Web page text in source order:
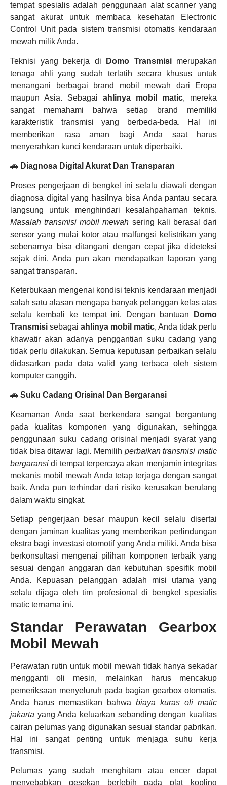
tempat spesialis adalah penggunaan alat scanner yang
sangat akurat untuk membaca kesehatan Electronic
Control Unit pada sistem transmisi otomatis kendaraan
mewah milik Anda.
Teknisi yang bekerja di Domo Transmisimerupakan
tenaga ahli yang sudah terlatih secara khusus untuk
menangani berbagai brand mobil mewah dari Eropa
maupun Asia. Sebagai ahlinya mobil matic, mereka
sangat memahami bahwa setiap brand memiliki
karakteristik transmisi yang berbeda-beda. Hal ini
memberikan rasa aman bagi Anda saat harus
menyerahkan kunci kendaraan untuk diperbaiki.
🚗 Diagnosa Digital Akurat Dan Transparan
Proses pengerjaan di bengkel ini selalu diawali dengan
diagnosa digital yang hasilnya bisa Anda pantau secara
langsung untuk menghindari kesalahpahaman teknis.
Masalah transmisi mobil mewah sering kali berasal dari
sensor yang mulai kotor atau malfungsi kelistrikan yang
sebenarnya bisa ditangani dengan cepat jika dideteksi
sejak dini. Anda pun akan mendapatkan laporan yang
sangat transparan.
Keterbukaan mengenai kondisi teknis kendaraan menjadi
salah satu alasan mengapa banyak pelanggan kelas atas
selalu kembali ke tempat ini. Dengan bantuan
Domo
Transmisi sebagai ahlinya mobil matic, Anda tidak perlu
khawatir akan adanya penggantian suku cadang yang
tidak perlu dilakukan. Semua keputusan perbaikan selalu
didasarkan pada data valid yang terbaca oleh sistem
komputer canggih.
🚗 Suku Cadang Orisinal Dan Bergaransi
Keamanan Anda saat berkendara sangat bergantung
pada kualitas komponen yang digunakan, sehingga
penggunaan suku cadang orisinal menjadi syarat yang
tidak bisa ditawar lagi. Memilih perbaikan transmisi matic
bergaransi di tempat terpercaya akan menjamin integritas
mekanis mobil mewah Anda tetap terjaga dengan sangat
baik. Anda pun terhindar dari risiko kerusakan berulang
dalam waktu singkat.
Setiap pengerjaan besar maupun kecil selalu disertai
dengan jaminan kualitas yang memberikan perlindungan
ekstra bagi investasi otomotif yang Anda miliki. Anda bisa
berkonsultasi mengenai pilihan komponen terbaik yang
sesuai dengan anggaran dan kebutuhan spesifik mobil
Anda. Kepuasan pelanggan adalah misi utama yang
selalu dijaga oleh tim profesional di bengkel spesialis
matic ternama ini.
Standar Perawatan Gearbox
Mobil Mewah
Perawatan rutin untuk mobil mewah tidak hanya sekadar
mengganti oli mesin, melainkan harus mencakup
pemeriksaan menyeluruh pada bagian gearbox otomatis.
Anda harus memastikan bahwa biaya kuras oli matic
jakarta yang Anda keluarkan sebanding dengan kualitas
cairan pelumas yang digunakan sesuai standar pabrikan.
Hal ini sangat penting untuk menjaga suhu kerja
transmisi.
Pelumas yang sudah menghitam atau encer dapat
menyebabkan gesekan berlebih pada plat kopling